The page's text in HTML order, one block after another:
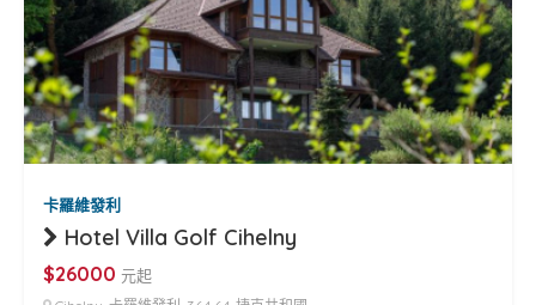
卡羅維發利
Hotel Villa Golf Cihelny
$26000 元起